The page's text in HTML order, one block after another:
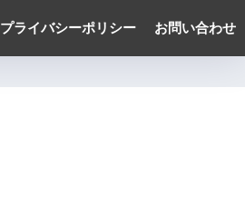
プライバシーポリシー お問い合わせ